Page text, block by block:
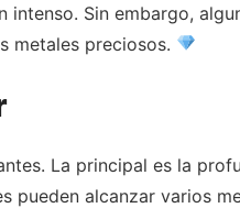
Sin embargo,
metales preciosos.
La principal es la
pueden alcanzar varios